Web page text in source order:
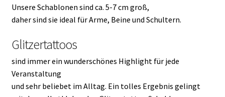
Unsere Schablonen sind ca. 5-7 cm groß,
daher sind sie ideal für Arme, Beine und Schultern.
Glitzertattoos
sind immer ein wunderschönes Highlight für jede
Veranstaltung
und sehr beliebet im Alltag. Ein tolles Ergebnis gelingt